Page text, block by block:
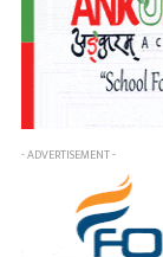
- ADVERTISEMENT -